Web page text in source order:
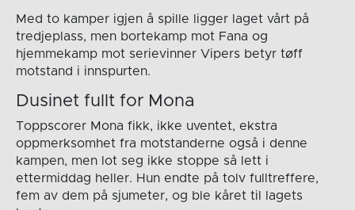
Med to kamper igjen å spille ligger laget vårt på
tredjeplass, men bortekamp mot Fana og
hjemmekamp mot serievinner Vipers betyr tøff
motstand i innspurten.
Dusinet fullt for Mona
Toppscorer Mona fikk, ikke uventet, ekstra
oppmerksomhet fra motstanderne også i denne
kampen, men lot seg ikke stoppe så lett i
ettermiddag heller. Hun endte på tolv fulltreffere,
fem av dem på sjumeter, og ble kåret til lagets